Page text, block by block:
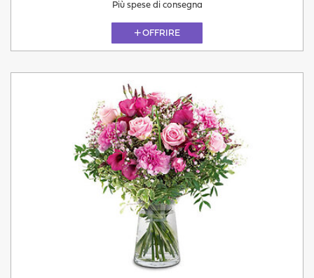
Più spese di consegna
OFFRIRE